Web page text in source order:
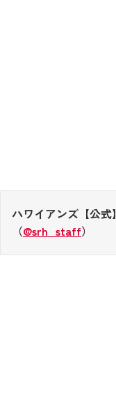
ハワイアンズ【公式】
（@srh_staff）